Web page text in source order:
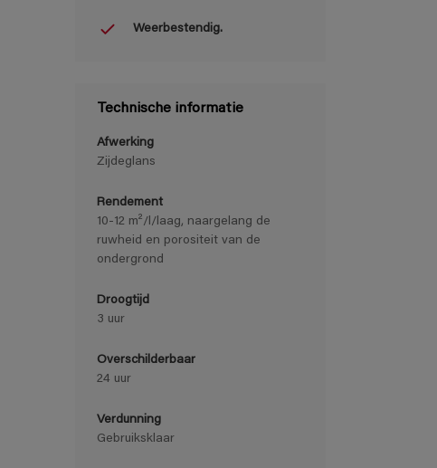
Weerbestendig.
Technische informatie
Afwerking
Zijdeglans
Rendement
10-12 m²/l/laag, naargelang de
ruwheid en porositeit van de
ondergrond
Droogtijd
3 uur
Overschilderbaar
24 uur
Verdunning
Gebruiksklaar